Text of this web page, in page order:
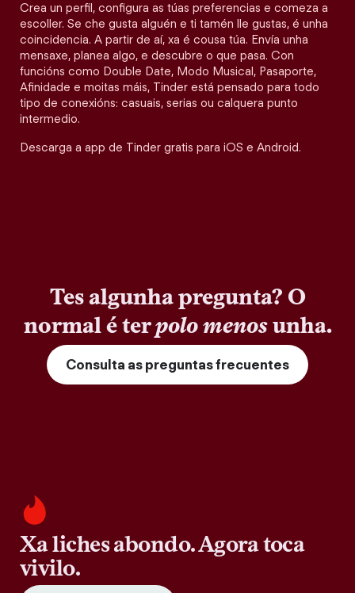
Crea un perfil, configura as túas preferencias e comeza a
escoller. Se che gusta alguén e ti tamén lle gustas, é unha
coincidencia. A partir de aí, xa é cousa túa. Envía unha
mensaxe, planea algo, e descubre o que pasa. Con
funcións como Double Date, Modo Musical, Pasaporte,
Afinidade e moitas máis, Tinder está pensado para todo
tipo de conexións: casuais, serias ou calquera punto
intermedio.
Descarga a app de Tinder gratis para iOS e Android.
Tes algunha pregunta? O
normal é terpolo menosunha.
Consulta as preguntas frecuentes
Xa liches abondo. Agora toca
vivilo.